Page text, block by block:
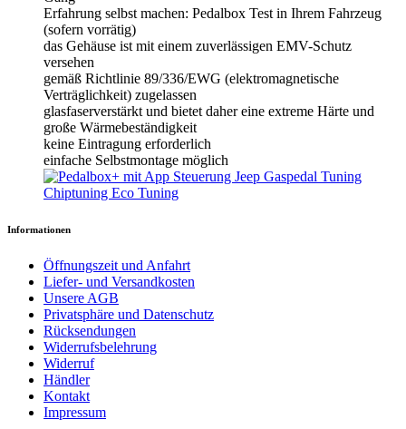
Erfahrung selbst machen: Pedalbox Test in Ihrem Fahrzeug
(sofern vorrätig)
das Gehäuse ist mit einem zuverlässigen EMV-Schutz
versehen
gemäß Richtlinie 89/336/EWG (elektromagnetische
Verträglichkeit) zugelassen
glasfaserverstärkt und bietet daher eine extreme Härte und
große Wärmebeständigkeit
keine Eintragung erforderlich
einfache Selbstmontage möglich
Informationen
Öffnungszeit und Anfahrt
Liefer- und Versandkosten
Unsere AGB
Privatsphäre und Datenschutz
Rücksendungen
Widerrufsbelehrung
Widerruf
Händler
Kontakt
Impressum